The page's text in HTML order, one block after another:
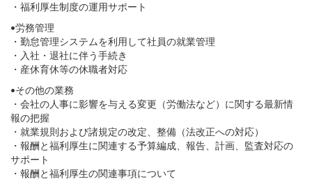
・福利厚生制度の運用サポート
•労務管理
・勤怠管理システムを利用して社員の就業管理
・入社・退社に伴う手続き
・産休育休等の休職者対応
•その他の業務
・会社の人事に影響を与える変更（労働法など）に関する最新情
報の把握
・就業規則および諸規定の改定、整備（法改正への対応）
・報酬と福利厚生に関連する予算編成、報告、計画、監査対応の
サポート
・報酬と福利厚生の関連事項について